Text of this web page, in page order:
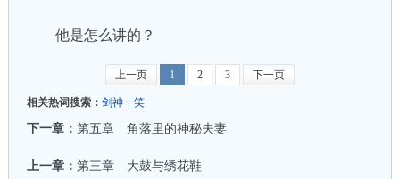
他是怎么讲的？
上一页 1 2 3 下一页
相关热词搜索： 剑神一笑
下一章： 第五章 角落里的神秘夫妻
上一章： 第三章 大鼓与绣花鞋